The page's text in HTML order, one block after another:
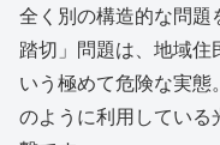
全く別の構造的な問
踏切」問題は、地域
いう極めて危険な実
のように利用してい